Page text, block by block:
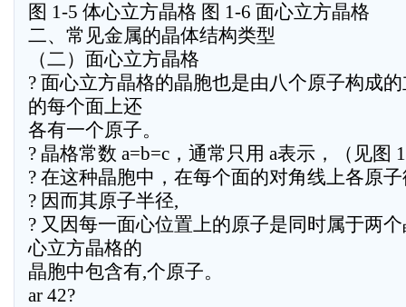
图 1-5 体心立方晶格 图 1-6 面心立方晶格
二、常见金属的晶体结构类型
（二）面心立方晶格
? 面心立方晶格的晶胞也是由八个原子构成
的每个面上还
各有一个原子。
? 晶格常数 a=b=c，通常只用 a表示，（见图
? 在这种晶胞中，在每个面的对角线上各原
? 因而其原子半径,
? 又因每一面心位置上的原子是同时属于两
心立方晶格的
晶胞中包含有,个原子。
ar 42?